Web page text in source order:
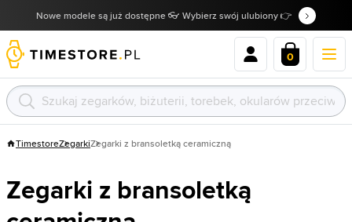
Nowe modele są już dostępne 👓 Wybierz swój ulubiony 👉
0
TimestoreZegarkiZegarki z bransoletką ceramiczną
Zegarki z bransoletką